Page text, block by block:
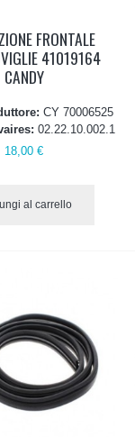
FRONTALE
41019164
CANDY
CY 70006525
02.22.10.002.1
18,00 €
al carrello